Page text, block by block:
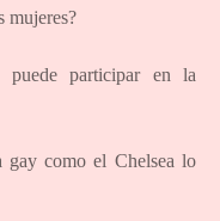
mujeres?
puede participar en la
gay como el Chelsea lo